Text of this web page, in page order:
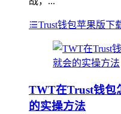
Trust钱包苹果版下
TWT在Trust钱包
的实操方法